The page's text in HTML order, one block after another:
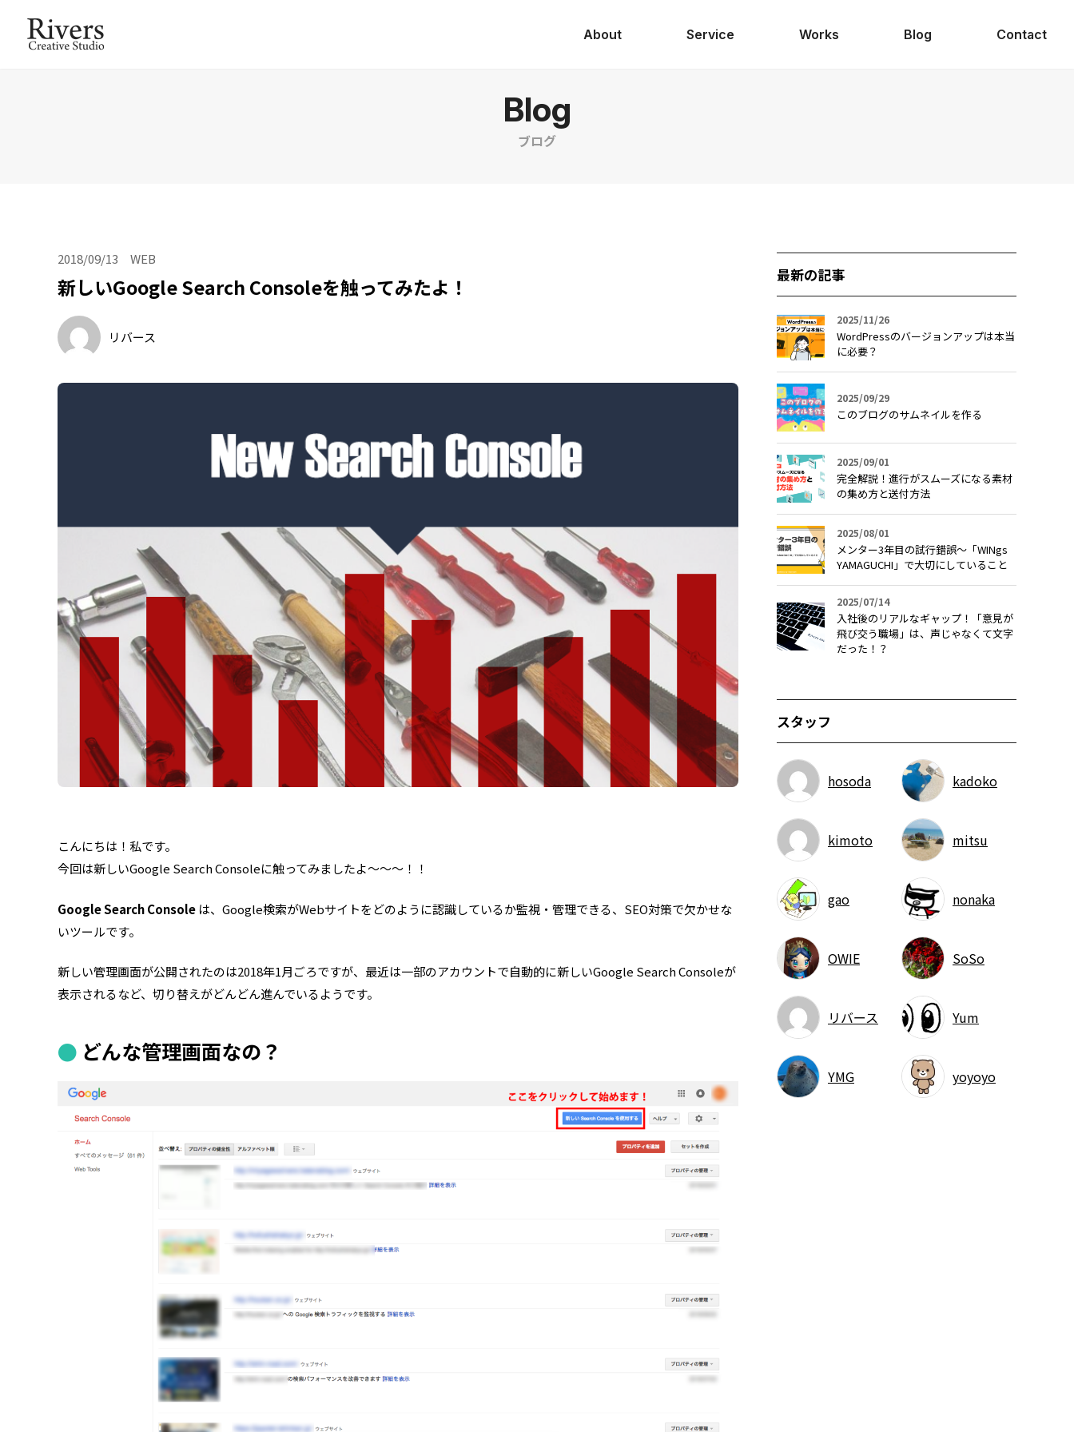
About Service Works Blog Contact
Blog
ブログ
新しいGoogle Search Consoleを触ってみたよ！
2018/09/13 WEB
リバース
こんにちは！私です。
今回は新しいGoogle Search Consoleに触ってみましたよ〜〜〜！！
Google Search Console は、Google検索がWebサイトをどのように認識しているか監視・管理できる、SEO対策で欠かせな
いツールです。
新しい管理画面が公開されたのは2018年1月ごろですが、最近は一部のアカウントで自動的に新しいGoogle Search Consoleが
表示されるなど、切り替えがどんどん進んでいるようです。
どんな管理画面なの？
最新の記事
WordPressのバージョンアップは本当
に必要？
2025/11/26
このブログのサムネイルを作る
2025/09/29
完全解説！進行がスムーズになる素材
の集め方と送付方法
2025/09/01
メンター3年目の試行錯誤〜「WINgs
YAMAGUCHI」で大切にしていること
2025/08/01
入社後のリアルなギャップ！「意見が
飛び交う職場」は、声じゃなくて文字
だった！？
2025/07/14
スタッフ
hosoda kadoko
kimoto mitsu
gao nonaka
OWIE SoSo
リバース Yum
YMG yoyoyo